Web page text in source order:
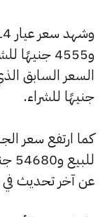
جنيهًا للشراء.
عن آخر تحديث في